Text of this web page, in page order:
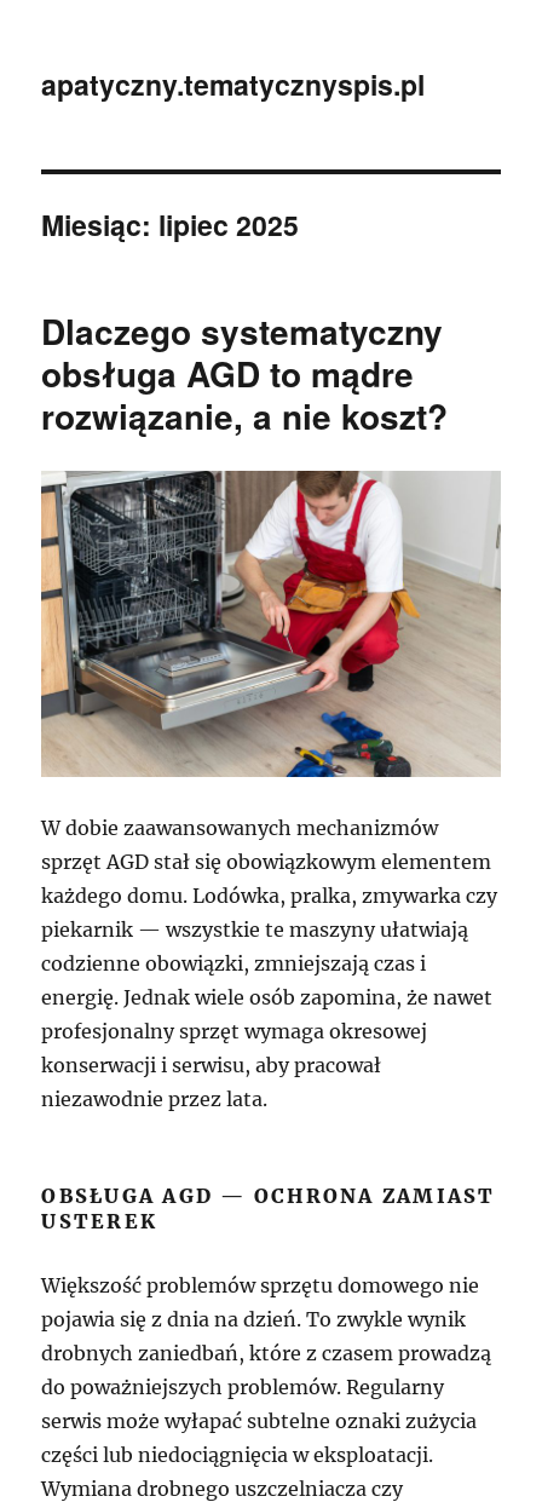
apatyczny.tematycznyspis.pl
Miesiąc: lipiec 2025
Dlaczego systematyczny
obsługa AGD to mądre
rozwiązanie, a nie koszt?
W dobie zaawansowanych mechanizmów
sprzęt AGD stał się obowiązkowym elementem
każdego domu. Lodówka, pralka, zmywarka czy
piekarnik — wszystkie te maszyny ułatwiają
codzienne obowiązki, zmniejszają czas i
energię. Jednak wiele osób zapomina, że nawet
profesjonalny sprzęt wymaga okresowej
konserwacji i serwisu, aby pracował
niezawodnie przez lata.
OBSŁUGA AGD — OCHRONA ZAMIAST
USTEREK
Większość problemów sprzętu domowego nie
pojawia się z dnia na dzień. To zwykle wynik
drobnych zaniedbań, które z czasem prowadzą
do poważniejszych problemów. Regularny
serwis może wyłapać subtelne oznaki zużycia
części lub niedociągnięcia w eksploatacji.
Wymiana drobnego uszczelniacza czy